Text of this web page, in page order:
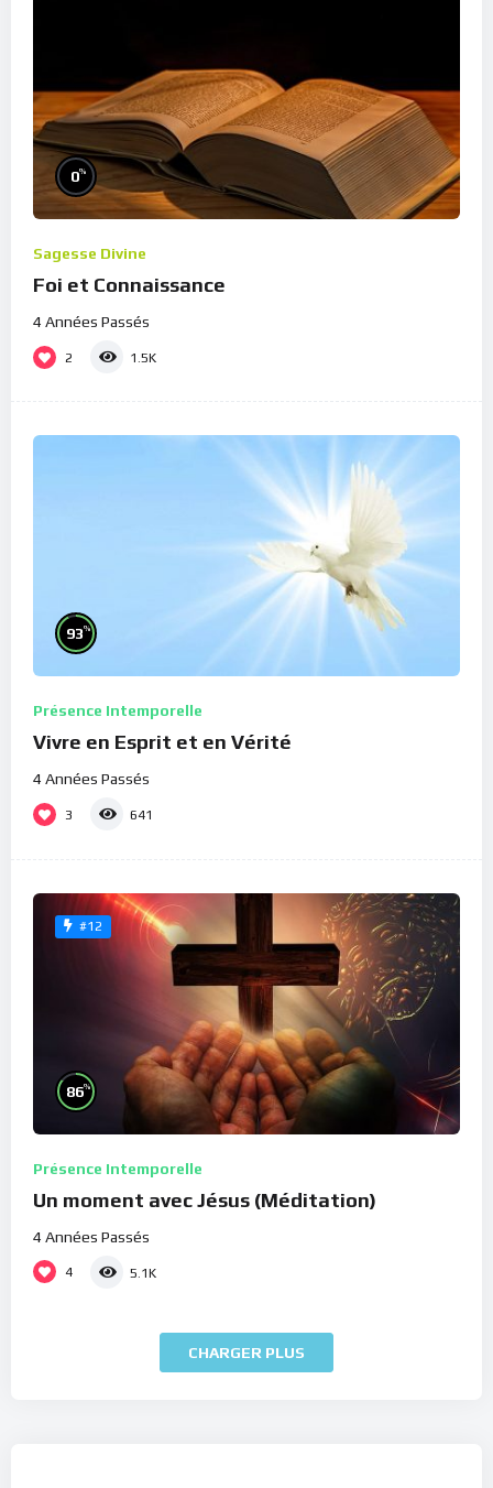
0%
Sagesse Divine
Foi et Connaissance
4 Années Passés
2 1.5K
93%
Présence Intemporelle
Vivre en Esprit et en Vérité
4 Années Passés
3 641
#12
86%
Présence Intemporelle
Un moment avec Jésus (Méditation)
4 Années Passés
4 5.1K
CHARGER PLUS